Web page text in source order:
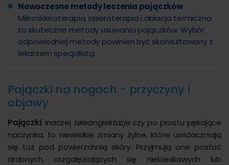
Nowoczesne metody leczenia pajączków
Mikroskleroterapia, laseroterapia i ablacja termiczna
to skuteczne metody usuwania pajączków. Wybór
odpowiedniej metody powinien być skonsultowany z
lekarzem specjalistą.
Pajączki na nogach - przyczyny i
objawy
Pajączki, inaczej teleangiektazjeczy po prostu pękające
naczynka, to niewielkie zmiany żylne, które uwidaczniają
się tuż pod powierzchnią skóry. Przyjmują one postać
drobnych, rozgałęziających się niebieskawych lub